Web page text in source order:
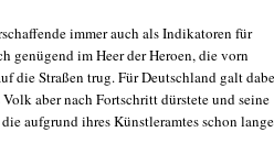
immer auch als Indikatoren für
genügend im Heer der Heroen, die vorn
die Straßen trug. Für Deutschland galt
aber nach Fortschritt dürstete und seine
aufgrund ihres Künstleramtes schon lange